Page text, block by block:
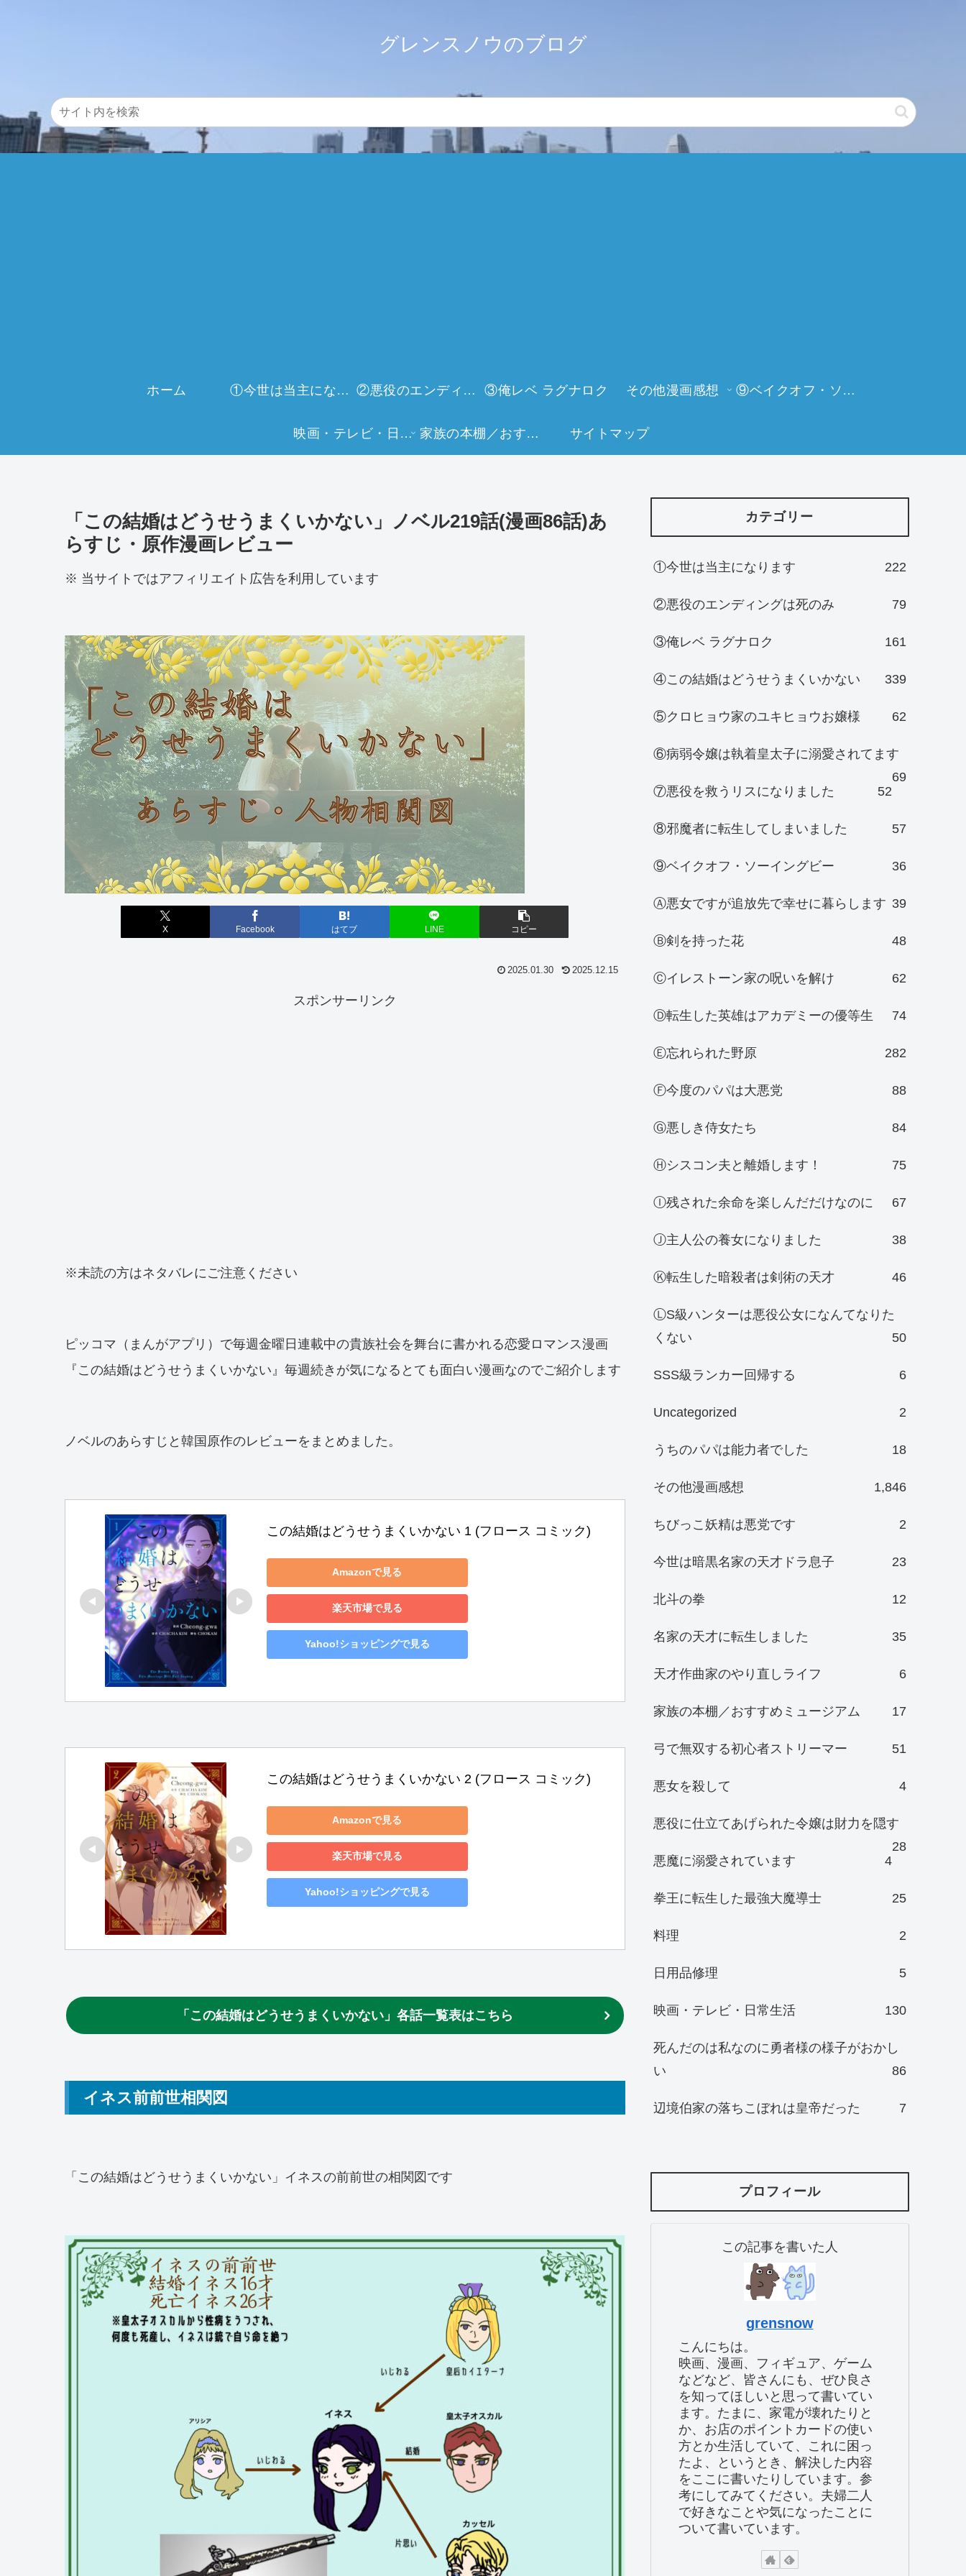
グレンスノウのブログ
ホーム ①今世は当主になります ②悪役のエンディングは死のみ ③俺レベ ラグナロク その他漫画感想 ⑨ベイクオフ・ソーイングビー
映画・テレビ・日常生活 家族の本棚／おすすめミュージアム サイトマップ
「この結婚はどうせうまくいかない」ノベル219話(漫画86話)あ
らすじ・原作漫画レビュー
※ 当サイトではアフィリエイト広告を利用しています
X Facebook はてブ LINE コピー
2025.01.30 2025.12.15
スポンサーリンク
※未読の方はネタバレにご注意ください
ピッコマ（まんがアプリ）で毎週金曜日連載中の貴族社会を舞台に書かれる恋愛ロマンス漫画
『この結婚はどうせうまくいかない』毎週続きが気になるとても面白い漫画なのでご紹介します
ノベルのあらすじと韓国原作のレビューをまとめました。
この結婚はどうせうまくいかない 1 (フロース コミック)
Amazonで見る
楽天市場で見る
Yahoo!ショッピングで見る
この結婚はどうせうまくいかない 2 (フロース コミック)
Amazonで見る
楽天市場で見る
Yahoo!ショッピングで見る
「この結婚はどうせうまくいかない」各話一覧表はこちら
イネス前前世相関図
「この結婚はどうせうまくいかない」イネスの前前世の相関図です
カテゴリー
①今世は当主になります 222
②悪役のエンディングは死のみ 79
③俺レベ ラグナロク 161
④この結婚はどうせうまくいかない 339
⑤クロヒョウ家のユキヒョウお嬢様 62
⑥病弱令嬢は執着皇太子に溺愛されてます
69
⑦悪役を救うリスになりました
52
⑧邪魔者に転生してしまいました 57
⑨ベイクオフ・ソーイングビー 36
Ⓐ悪女ですが追放先で幸せに暮らします 39
Ⓑ剣を持った花 48
Ⓒイレストーン家の呪いを解け 62
Ⓓ転生した英雄はアカデミーの優等生 74
Ⓔ忘れられた野原 282
Ⓕ今度のパパは大悪党 88
Ⓖ悪しき侍女たち 84
Ⓗシスコン夫と離婚します！ 75
Ⓘ残された余命を楽しんだだけなのに 67
Ⓙ主人公の養女になりました 38
Ⓚ転生した暗殺者は剣術の天才 46
ⓁS級ハンターは悪役公女になんてなりた
くない
50
SSS級ランカー回帰する 6
Uncategorized 2
うちのパパは能力者でした 18
その他漫画感想 1,846
ちびっこ妖精は悪党です 2
今世は暗黒名家の天才ドラ息子 23
北斗の拳 12
名家の天才に転生しました 35
天才作曲家のやり直しライフ 6
家族の本棚／おすすめミュージアム 17
弓で無双する初心者ストリーマー 51
悪女を殺して 4
悪役に仕立てあげられた令嬢は財力を隠す
28
悪魔に溺愛されています
4
拳王に転生した最強大魔導士 25
料理 2
日用品修理 5
映画・テレビ・日常生活 130
死んだのは私なのに勇者様の様子がおかし
い
86
辺境伯家の落ちこぼれは皇帝だった 7
プロフィール
この記事を書いた人
grensnow
こんにちは。
映画、漫画、フィギュア、ゲーム
などなど、皆さんにも、ぜひ良さ
を知ってほしいと思って書いてい
ます。たまに、家電が壊れたりと
か、お店のポイントカードの使い
方とか生活していて、これに困っ
たよ、というとき、解決した内容
をここに書いたりしています。参
考にしてみてください。夫婦二人
で好きなことや気になったことに
ついて書いています。